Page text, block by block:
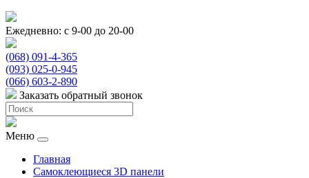
Ежедневно: с 9-00 до 20-00
(068) 091-4-365
(093) 025-0-945
(066) 603-2-890
Заказать обратный звонок
Меню
Главная
Самоклеющиеся 3D панели